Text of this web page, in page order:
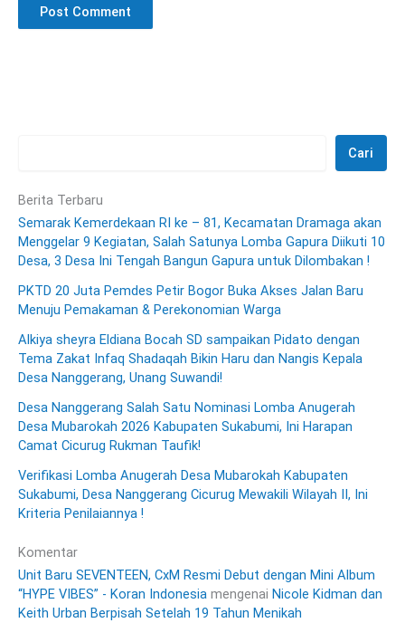
Cari
Berita Terbaru
Semarak Kemerdekaan RI ke – 81, Kecamatan Dramaga akan
Menggelar 9 Kegiatan, Salah Satunya Lomba Gapura Diikuti 10
Desa, 3 Desa Ini Tengah Bangun Gapura untuk Dilombakan !
PKTD 20 Juta Pemdes Petir Bogor Buka Akses Jalan Baru
Menuju Pemakaman & Perekonomian Warga
Alkiya sheyra Eldiana Bocah SD sampaikan Pidato dengan
Tema Zakat Infaq Shadaqah Bikin Haru dan Nangis Kepala
Desa Nanggerang, Unang Suwandi!
Desa Nanggerang Salah Satu Nominasi Lomba Anugerah
Desa Mubarokah 2026 Kabupaten Sukabumi, Ini Harapan
Camat Cicurug Rukman Taufik!
Verifikasi Lomba Anugerah Desa Mubarokah Kabupaten
Sukabumi, Desa Nanggerang Cicurug Mewakili Wilayah II, Ini
Kriteria Penilaiannya !
Komentar
Unit Baru SEVENTEEN, CxM Resmi Debut dengan Mini Album
“HYPE VIBES” - Koran Indonesia mengenai Nicole Kidman dan
Keith Urban Berpisah Setelah 19 Tahun Menikah